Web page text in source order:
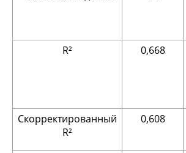
R² 0,668
Скорректированный
R²
0,608